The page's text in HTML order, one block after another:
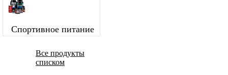
Спортивное питание
Все продукты
списком